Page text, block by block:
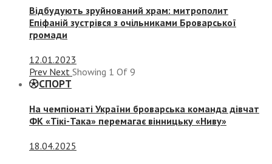
Відбудують зруйнований храм: митрополит
Епіфаній зустрівся з очільниками Броварської
громади
12.01.2023
Prev Next Showing 1 Of 9
СПОРТ
На чемпіонаті України броварська команда дівчат
ФК «Тікі-Така» перемагає вінницьку «Ниву»
18.04.2025